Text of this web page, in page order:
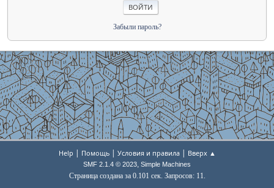
Забыли пароль?
Help | Помощь| Условия и правила| Вверх ▲
SMF 2.1.4 © 2023, Simple Machines
Страница создана за 0.101 сек. Запросов: 11.